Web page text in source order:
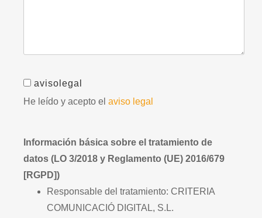
avisolegal
He leído y acepto el aviso legal
Información básica sobre el tratamiento de
datos (LO 3/2018 y Reglamento (UE) 2016/679
[RGPD])
Responsable del tratamiento: CRITERIA
COMUNICACIÓ DIGITAL, S.L.